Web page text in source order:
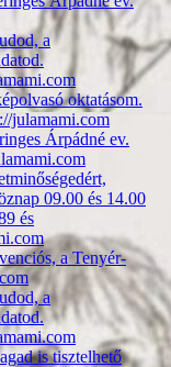
a
oktatásom.
julamami.com
Árpádné ev.
09.00 és 14.00
és
a Tenyér-
a
is tisztelhető